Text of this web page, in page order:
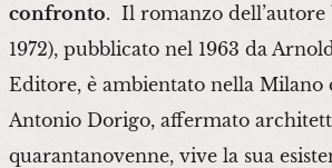
confronto. Il romanzo dell’autore
1972), pubblicato nel 1963 da
Editore, è ambientato nella Milano
Antonio Dorigo, affermato
quarantanovenne, vive la sua